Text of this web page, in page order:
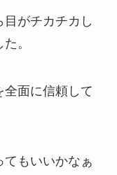
がチカチカし
。
面に信頼して
てもいいかなぁ